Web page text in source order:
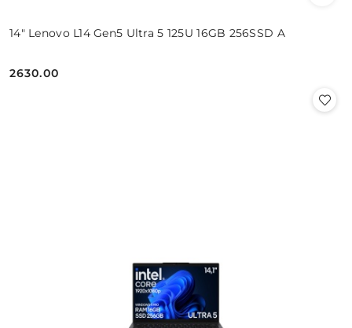
14" Lenovo L14 Gen5 Ultra 5 125U 16GB 256SSD A
Cena:
2630.00